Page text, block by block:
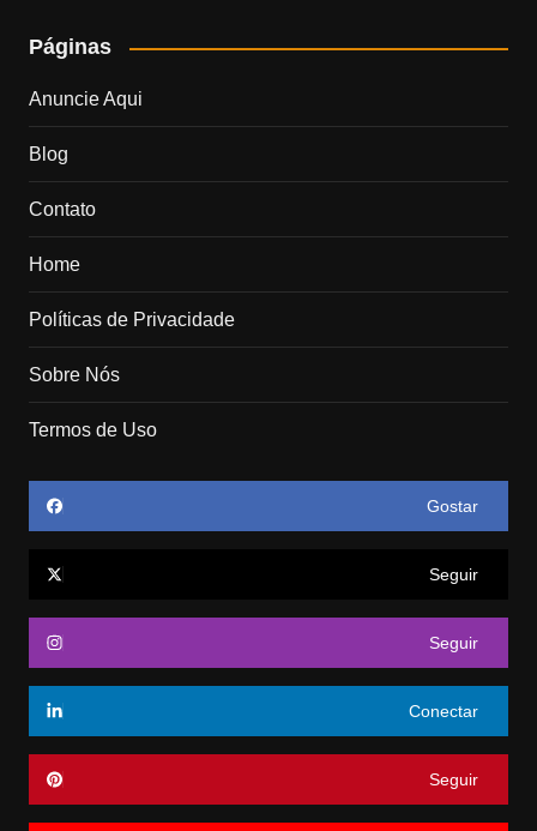
Páginas
Anuncie Aqui
Blog
Contato
Home
Políticas de Privacidade
Sobre Nós
Termos de Uso
Gostar
Seguir
Seguir
Conectar
Seguir